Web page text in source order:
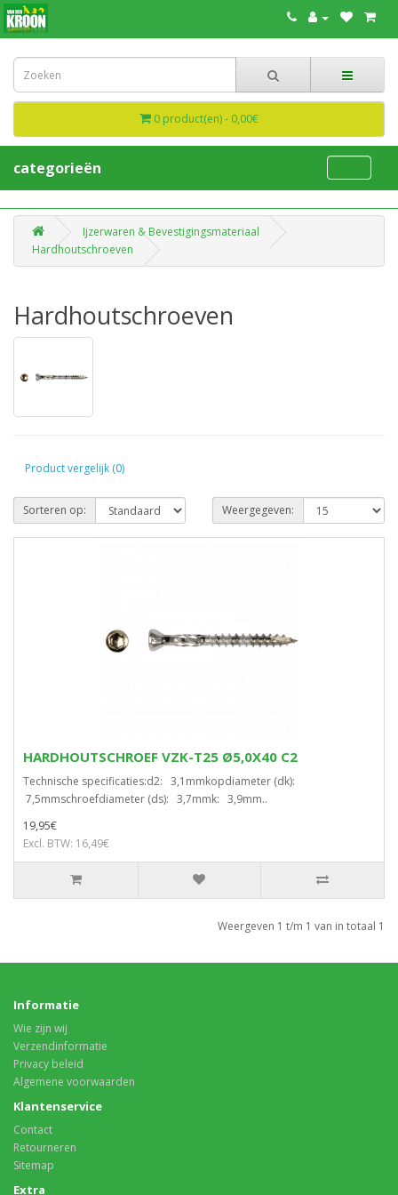
0 product(en) - 0,00€
categorieën
Ijzerwaren & Bevestigingsmateriaal
Hardhoutschroeven
Hardhoutschroeven
Product vergelijk (0)
Sorteren op: Weergegeven:
HARDHOUTSCHROEF VZK-T25 Ø5,0X40 C2
Technische specificaties:d2: 3,1mmkopdiameter (dk):
7,5mmschroefdiameter (ds): 3,7mmk: 3,9mm..
19,95€
Excl. BTW: 16,49€
Weergeven 1 t/m 1 van in totaal 1
Informatie
Wie zijn wij
Verzendinformatie
Privacy beleid
Algemene voorwaarden
Klantenservice
Contact
Retourneren
Sitemap
Extra